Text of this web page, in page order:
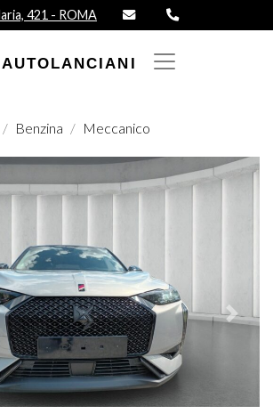
421 - ROMA
Benzina Meccanico